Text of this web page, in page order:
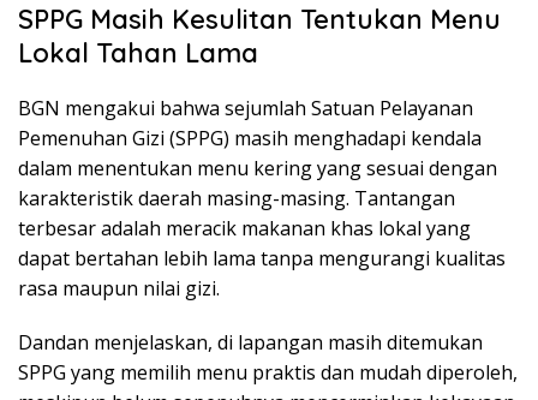
SPPG Masih Kesulitan Tentukan Menu
Lokal Tahan Lama
BGN mengakui bahwa sejumlah Satuan Pelayanan
Pemenuhan Gizi (SPPG) masih menghadapi kendala
dalam menentukan menu kering yang sesuai dengan
karakteristik daerah masing-masing. Tantangan
terbesar adalah meracik makanan khas lokal yang
dapat bertahan lebih lama tanpa mengurangi kualitas
rasa maupun nilai gizi.
Dandan menjelaskan, di lapangan masih ditemukan
SPPG yang memilih menu praktis dan mudah diperoleh,